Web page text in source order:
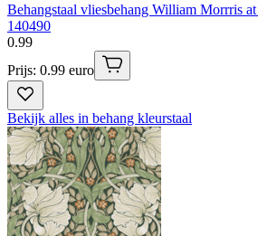
Behangstaal vliesbehang William Morrris
140490
0.99
Prijs: 0.99 euro
Bekijk alles in behang kleurstaal